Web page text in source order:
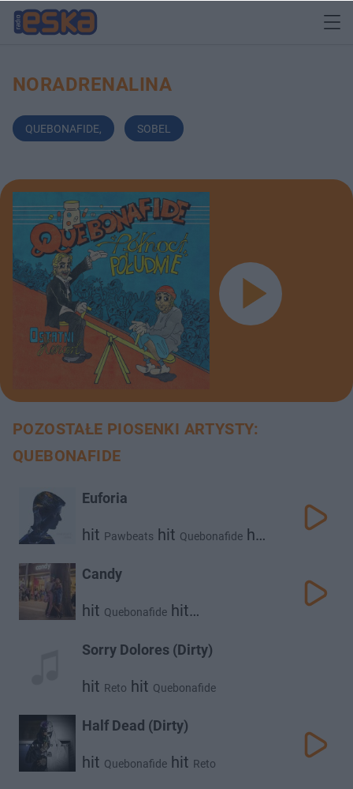
NORADRENALINA
QUEBONAFIDE, SOBEL
POZOSTAŁE PIOSENKI ARTYSTY:
QUEBONAFIDE
Euforia
hit Pawbeats hit Quebonafide hit
Candy
hit Quebonafide hit
Sorry Dolores (Dirty)
hit Reto hit Quebonafide
Half Dead (Dirty)
hit Quebonafide hit Reto